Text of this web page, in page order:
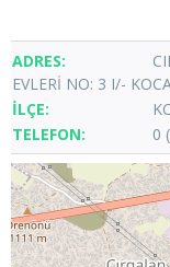
EVLERİ NO: 3 I/-
0